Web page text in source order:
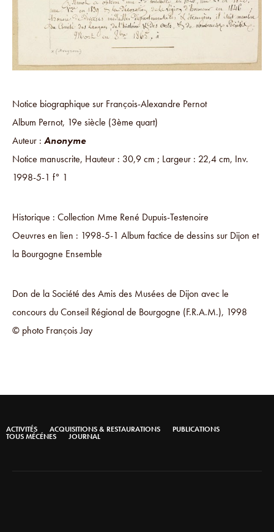
Notice biographique sur François-Alexandre Pernot
Album Pernot, 19e siècle (3ème quart)
Auteur : Anonyme
Notice manuscrite, Hauteur : 30,9 cm ; Largeur : 22,4 cm, Inv.
1998-5-1 f° 1
Historique : Collection Mme René Dupuis-Testenoire
Oeuvres en lien : 1998-5-1 Album factice de dessins sur Dijon et
la Bourgogne Ensemble
Don de la Société des Amis des Musées de Dijon avec le
concours du Conseil Régional de Bourgogne (F.R.A.M.), 1998
© photo François Jay
ACTIVITÉS ACQUISITIONS & RESTAURATIONS PUBLICATIONS
TOUS MÉCÉNES JOURNAL